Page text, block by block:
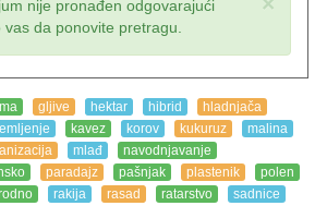
nije pronađen odgovarajući
da ponovite pretragu.
gljive hektar hibrid
hladnjača
kavez korov kukuruz
malina
mlađ
navodnjavanje
paradajz pašnjak plastenik
polen
rakija rasad ratarstvo
sadnice